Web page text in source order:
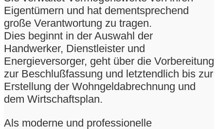
Eigentümern und hat dementsprechend
große Verantwortung zu tragen.
Dies beginnt in der Auswahl der
Handwerker, Dienstleister und
Energieversorger, geht über die Vorbereitung
zur Beschlußfassung und letztendlich bis zur
Erstellung der Wohngeldabrechnung und
dem Wirtschaftsplan.
Als moderne und professionelle